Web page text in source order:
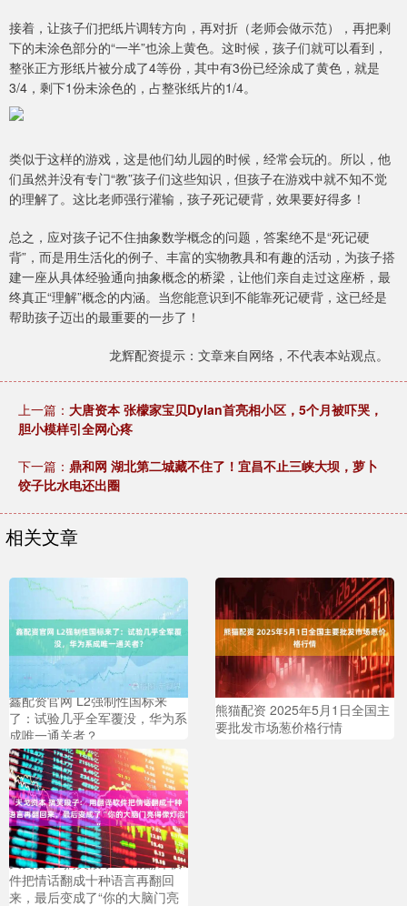
接着，让孩子们把纸片调转方向，再对折（老师会做示范），再把剩
下的未涂色部分的“一半”也涂上黄色。这时候，孩子们就可以看到，
整张正方形纸片被分成了4等份，其中有3份已经涂成了黄色，就是
3/4，剩下1份未涂色的，占整张纸片的1/4。
类似于这样的游戏，这是他们幼儿园的时候，经常会玩的。所以，他
们虽然并没有专门“教”孩子们这些知识，但孩子在游戏中就不知不觉
的理解了。这比老师强行灌输，孩子死记硬背，效果要好得多！
总之，应对孩子记不住抽象数学概念的问题，答案绝不是“死记硬
背”，而是用生活化的例子、丰富的实物教具和有趣的活动，为孩子搭
建一座从具体经验通向抽象概念的桥梁，让他们亲自走过这座桥，最
终真正“理解”概念的内涵。当您能意识到不能靠死记硬背，这已经是
帮助孩子迈出的最重要的一步了！
龙辉配资提示：文章来自网络，不代表本站观点。
上一篇： 大唐资本 张檬家宝贝Dylan首亮相小区，5个月被吓哭，
胆小模样引全网心疼
下一篇： 鼎和网 湖北第二城藏不住了！宜昌不止三峡大坝，萝卜
饺子比水电还出圈
相关文章
鑫配资官网 L2强制性国标来
了：试验几乎全军覆没，华为系
成唯一通关者？
熊猫配资 2025年5月1日全国主
要批发市场葱价格行情
天戈资本 搞笑段子： 用翻译软
件把情话翻成十种语言再翻回
来，最后变成了“你的大脑门亮